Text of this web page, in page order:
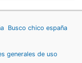
Busco chico españa
generales de uso